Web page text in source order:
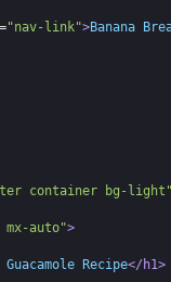
="nav-link">Banana
container bg-
auto">
Recipe</h1>